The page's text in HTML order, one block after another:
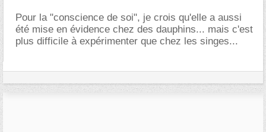
Pour la "conscience de soi", je crois qu'elle a aussi
été mise en évidence chez des dauphins... mais c'est
plus difficile à expérimenter que chez les singes...